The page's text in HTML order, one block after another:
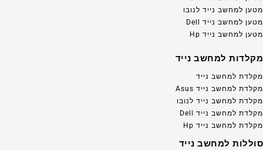
מטען למחשב נייד לנובו
מטען למחשב נייד Dell
מטען למחשב נייד Hp
מקלדות למחשב נייד
מקלדת למחשב נייד
מקלדת למחשב נייד Asus
מקלדת למחשב נייד לנובו
מקלדת למחשב נייד Dell
מקלדת למחשב נייד Hp
סוללות למחשב נייד